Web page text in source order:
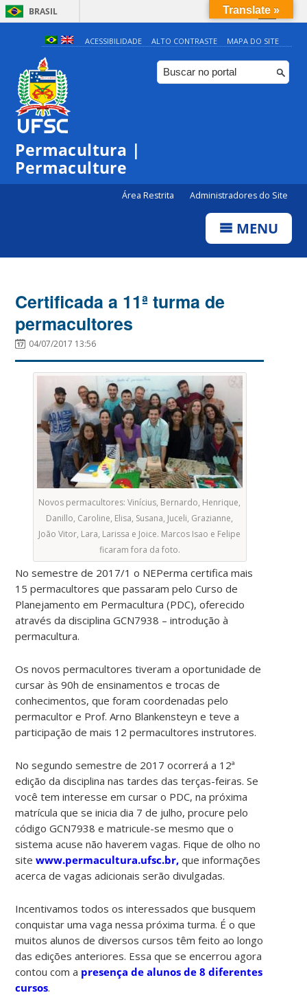
BRASIL
Simplifique!
Comunica BR
Participe
ACESSIBILIDADE ALTO CONTRASTE MAPA DO SITE
Permacultura |
Permaculture
Área Restrita Administradores do Site
MENU
Certificada a 11ª turma de
permacultores
04/07/2017 13:56
Novos permacultores: Vinícius, Bernardo, Henrique,
Danillo, Caroline, Elisa, Susana, Juceli, Grazianne,
João Vitor, Lara, Larissa e Joice. Marcos Isao e Felipe
ficaram fora da foto.
No semestre de 2017/1 o NEPerma certifica mais
15 permacultores que passaram pelo Curso de
Planejamento em Permacultura (PDC), oferecido
através da disciplina GCN7938 – introdução à
permacultura.
Os novos permacultores tiveram a oportunidade de
cursar às 90h de ensinamentos e trocas de
conhecimentos, que foram coordenadas pelo
permacultor e Prof. Arno Blankensteyn e teve a
participação de mais 12 permacultores instrutores.
No segundo semestre de 2017 ocorrerá a 12ª
edição da disciplina nas tardes das terças-feiras. Se
você tem interesse em cursar o PDC, na próxima
matrícula que se inicia dia 7 de julho, procure pelo
código GCN7938 e matricule-se mesmo que o
sistema acuse não haverem vagas. Fique de olho no
sitewww.permacultura.ufsc.br, que informações
acerca de vagas adicionais serão divulgadas.
Incentivamos todos os interessados que busquem
conquistar uma vaga nessa próxima turma. É o que
muitos alunos de diversos cursos têm feito ao longo
das edições anteriores. Essa que se encerrou agora
contou com a presença de alunos de 8 diferentes
cursos.
Translate »